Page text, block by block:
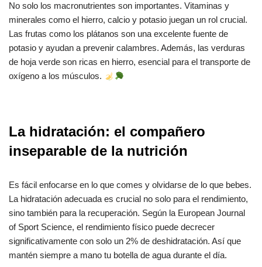
No solo los macronutrientes son importantes. Vitaminas y
minerales como el hierro, calcio y potasio juegan un rol crucial.
Las frutas como los plátanos son una excelente fuente de
potasio y ayudan a prevenir calambres. Además, las verduras
de hoja verde son ricas en hierro, esencial para el transporte de
oxígeno a los músculos.
La hidratación: el compañero
inseparable de la nutrición
Es fácil enfocarse en lo que comes y olvidarse de lo que bebes.
La hidratación adecuada es crucial no solo para el rendimiento,
sino también para la recuperación. Según la European Journal
of Sport Science, el rendimiento físico puede decrecer
significativamente con solo un 2% de deshidratación. Así que
mantén siempre a mano tu botella de agua durante el día.